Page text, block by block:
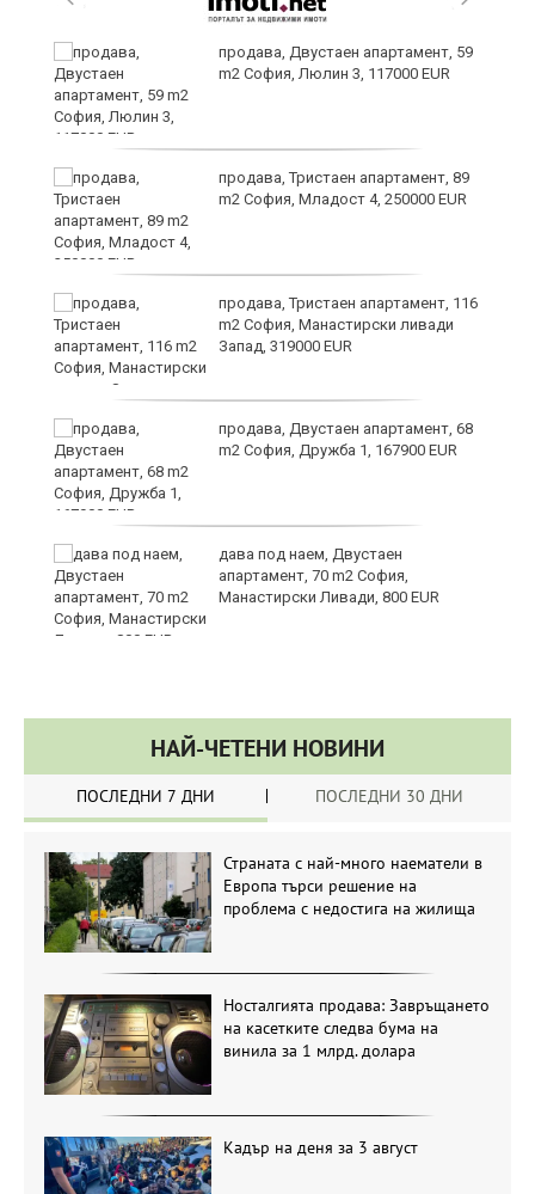
продава, Двустаен апартамент, 59
m2 София, Люлин 3, 117000 EUR
продава, Тристаен апартамент, 89
m2 София, Младост 4, 250000 EUR
продава, Тристаен апартамент, 116
m2 София, Манастирски ливади
Запад, 319000 EUR
продава, Двустаен апартамент, 68
m2 София, Дружба 1, 167900 EUR
дава под наем, Двустаен
апартамент, 70 m2 София,
Манастирски Ливади, 800 EUR
НАЙ-ЧЕТЕНИ НОВИНИ
ПОСЛЕДНИ 7 ДНИ ПОСЛЕДНИ 30 ДНИ
Страната с най-много наематели в
Европа търси решение на
проблема с недостига на жилища
Носталгията продава: Завръщането
на касетките следва бума на
винила за 1 млрд. долара
Кадър на деня за 3 август